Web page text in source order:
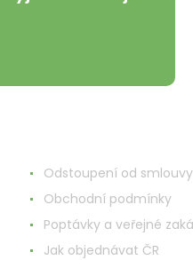
Odstoupení od smlouvy
Obchodní podmínky
Poptávky a veřejné
Jak objednávat ČR